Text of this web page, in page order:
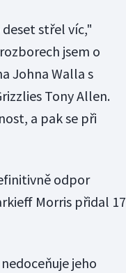
střel víc,"
jsem o
Johna Walla s
Tony Allen.
a pak se při
odpor
Morris přidal 17
jeho